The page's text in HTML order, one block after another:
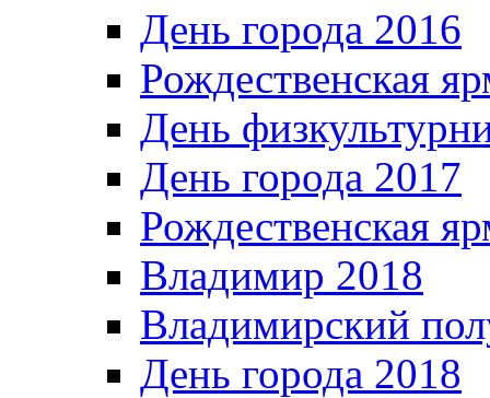
День города 2016
Рождественская
День
День города 2017
Рождественская
Владимир 2018
Владимирский
День города 2018